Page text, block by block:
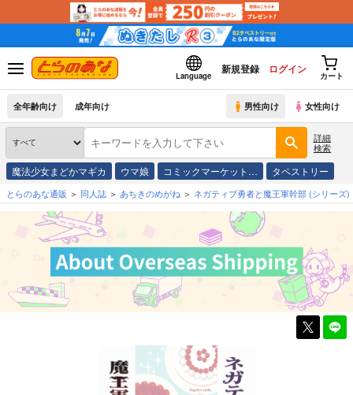
Language
新規登録 ログイン
カート
全年齢向け 成年向け 男性向け 女性向け
詳細
検索
魔法少女まどかマギカ ウマ娘 コミックマーケット… タペストリー
とらのあな通販 同人誌 あちきのめがね ネガティブ勇者と魔王軍幹部 (シリーズ)